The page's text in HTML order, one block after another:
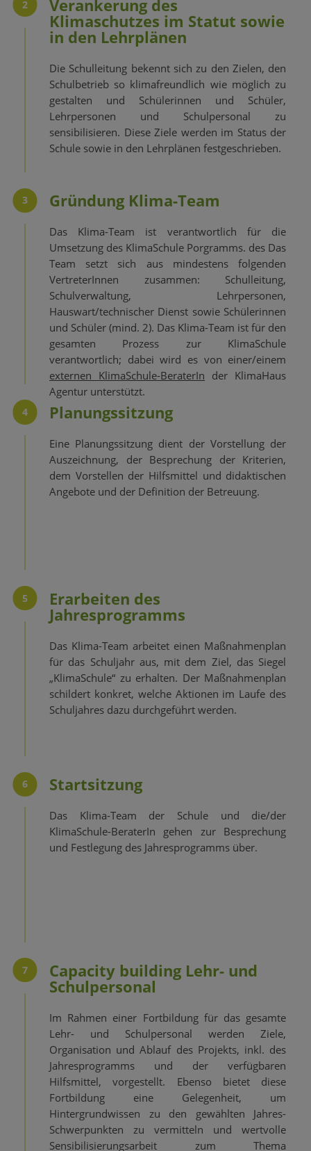
2 Verankerung des
Klimaschutzes im Statut sowie
in den Lehrplänen
Die Schulleitung bekennt sich zu den Zielen, den
Schulbetrieb so klimafreundlich wie möglich zu
gestalten und Schülerinnen und Schüler,
Lehrpersonen und Schulpersonal zu
sensibilisieren. Diese Ziele werden im Status der
Schule sowie in den Lehrplänen festgeschrieben.
3 Gründung Klima-Team
Das Klima-Team ist verantwortlich für die
Umsetzung des KlimaSchule Porgramms. des Das
Team setzt sich aus mindestens folgenden
VertreterInnen zusammen: Schulleitung,
Schulverwaltung, Lehrpersonen,
Hauswart/technischer Dienst sowie Schülerinnen
und Schüler (mind. 2). Das Klima-Team ist für den
gesamten Prozess zur KlimaSchule
verantwortlich; dabei wird es von einer/einem
externen KlimaSchule-BeraterIn der KlimaHaus
Agentur unterstützt.
4 Planungssitzung
Eine Planungssitzung dient der Vorstellung der
Auszeichnung, der Besprechung der Kriterien,
dem Vorstellen der Hilfsmittel und didaktischen
Angebote und der Definition der Betreuung.
5 Erarbeiten des
Jahresprogramms
Das Klima-Team arbeitet einen Maßnahmenplan
für das Schuljahr aus, mit dem Ziel, das Siegel
„KlimaSchule“ zu erhalten. Der Maßnahmenplan
schildert konkret, welche Aktionen im Laufe des
Schuljahres dazu durchgeführt werden.
6 Startsitzung
Das Klima-Team der Schule und die/der
KlimaSchule-BeraterIn gehen zur Besprechung
und Festlegung des Jahresprogramms über.
7 Capacity building Lehr- und
Schulpersonal
Im Rahmen einer Fortbildung für das gesamte
Lehr- und Schulpersonal werden Ziele,
Organisation und Ablauf des Projekts, inkl. des
Jahresprogramms und der verfügbaren
Hilfsmittel, vorgestellt. Ebenso bietet diese
Fortbildung eine Gelegenheit, um
Hintergrundwissen zu den gewählten Jahres-
Schwerpunkten zu vermitteln und wertvolle
Sensibilisierungsarbeit zum Thema